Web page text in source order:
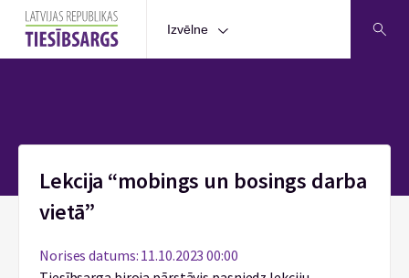
Izvēlne
Lekcija “mobings un bosings darba
vietā”
Norises datums: 11.10.2023 00:00